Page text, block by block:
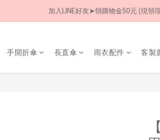
8/8 父親節限定 超商取貨免運費
加入LINE好友➤領購物金50元 (現領
8/8 父親節限定 超商取貨免運費
手開折傘 長直傘 雨衣配件 客製